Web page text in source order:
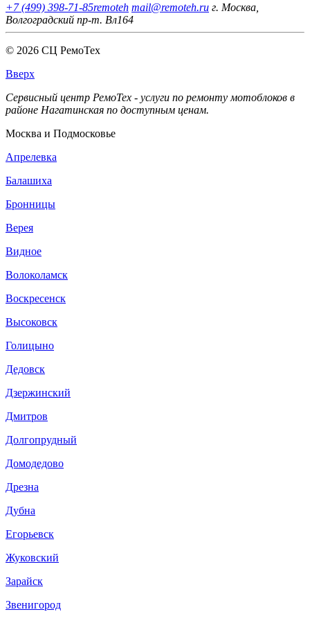
+7 (499) 398-71-85remoteh mail@remoteh.ru г. Москва,
Волгоградский пр-т. Вл164
© 2026 СЦ РемоТех
Вверх
Сервисный центр РемоТех - услуги по ремонту мотоблоков в
районе Нагатинская по доступным ценам.
Москва и Подмосковье
Апрелевка
Балашиха
Бронницы
Верея
Видное
Волоколамск
Воскресенск
Высоковск
Голицыно
Дедовск
Дзержинский
Дмитров
Долгопрудный
Домодедово
Дрезна
Дубна
Егорьевск
Жуковский
Зарайск
Звенигород